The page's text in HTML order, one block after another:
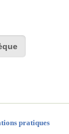
pratiques